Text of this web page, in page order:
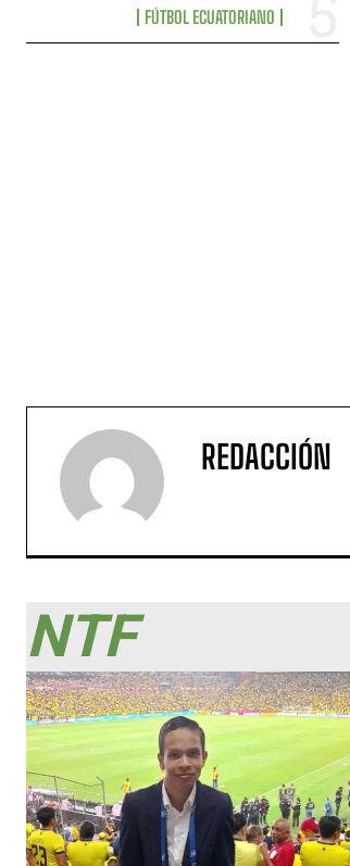
FÚTBOL ECUATORIANO
REDACCIÓN
NTF